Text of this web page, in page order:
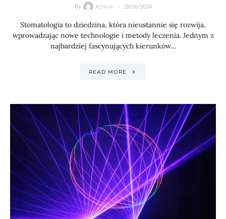
By ADAM 28/06/2024
Stomatologia to dziedzina, która nieustannie się rozwija,
wprowadzając nowe technologie i metody leczenia. Jednym z
najbardziej fascynujących kierunków…
READ MORE